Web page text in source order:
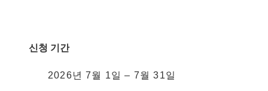
신청 기간
2026년 7월 1일 – 7월 31일